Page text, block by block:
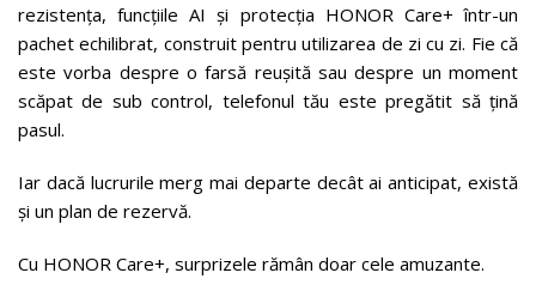
rezistența, funcțiile AI și protecția HONOR Care+ într-un
pachet echilibrat, construit pentru utilizarea de zi cu zi. Fie că
este vorba despre o farsă reușită sau despre un moment
scăpat de sub control, telefonul tău este pregătit să țină
pasul.
Iar dacă lucrurile merg mai departe decât ai anticipat, există
și un plan de rezervă.
Cu HONOR Care+, surprizele rămân doar cele amuzante.